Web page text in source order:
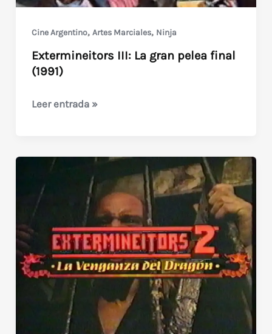
Cine Argentino, Artes Marciales, Ninja
Extermineitors III: La gran pelea final
(1991)
Extermineitors
gran
final
(1991)
Leer entrada »